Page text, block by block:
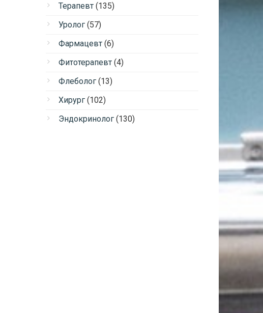
Терапевт (135)
Уролог (57)
Фармацевт (6)
Фитотерапевт (4)
Флеболог (13)
Хирург (102)
Эндокринолог (130)